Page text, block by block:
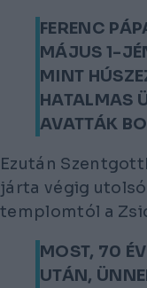
FERENC
MÁJUS 1-
MINT
HATALMAS
AVATTÁK
Ezután
járta végig
templomtól a
MOST, 70
UTÁN,